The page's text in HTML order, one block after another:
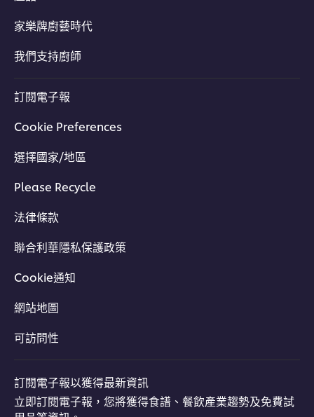
家樂牌廚藝時代
我們支持廚師
訂閱電子報
Cookie Preferences
選擇國家/地區
Please Recycle
法律條款
聯合利華隱私保護政策
Cookie通知
網站地圖
可訪問性
訂閱電子報以獲得最新資訊
立即訂閱電子報，您將獲得食譜、餐飲產業趨勢及免費試